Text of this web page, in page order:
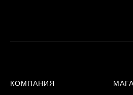
КОМПАНИЯ